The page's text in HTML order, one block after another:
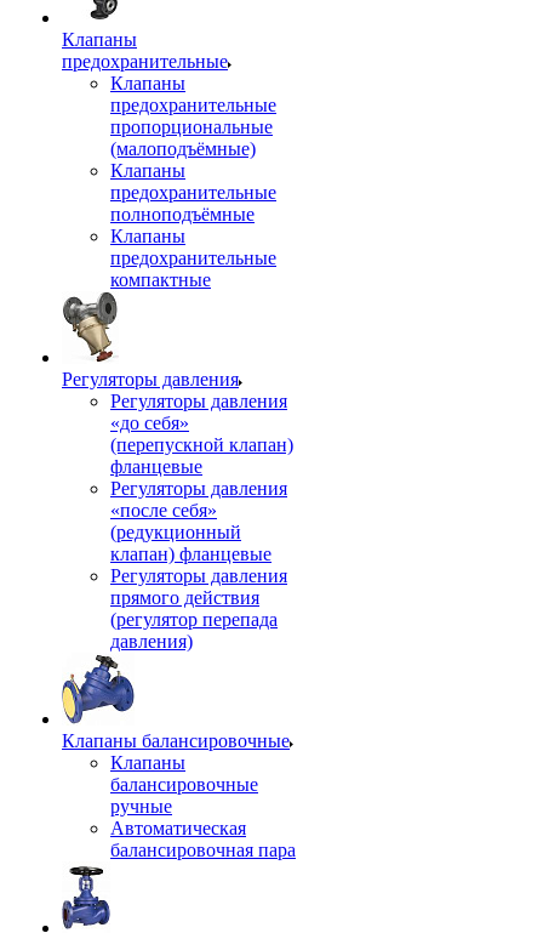
Клапаны
предохранительные
Клапаны
предохранительные
пропорциональные
(малоподъёмные)
Клапаны
предохранительные
полноподъёмные
Клапаны
предохранительные
компактные
Регуляторы давления
Регуляторы давления
«до себя»
(перепускной клапан)
фланцевые
Регуляторы давления
«после себя»
(редукционный
клапан) фланцевые
Регуляторы давления
прямого действия
(регулятор перепада
давления)
Клапаны балансировочные
Клапаны
балансировочные
ручные
Автоматическая
балансировочная пара